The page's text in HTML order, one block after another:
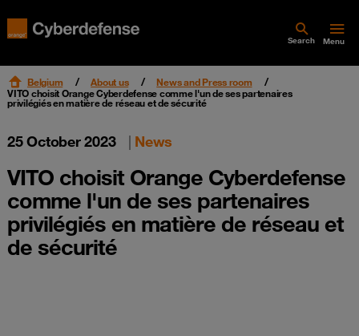
Search Menu
Belgium About us
News and Press room
VITO choisit Orange Cyberdefense comme l'un de ses partenaires
privilégiés en matière de réseau et de sécurité
25 October 2023 | News
VITO choisit Orange Cyberdefense
comme l'un de ses partenaires
privilégiés en matière de réseau et
de sécurité